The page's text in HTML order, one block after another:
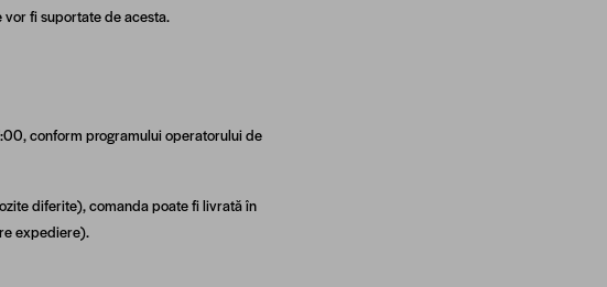
fi suportate de acesta.
conform programului operatorului de
diferite), comanda poate fi livrată în
expediere).